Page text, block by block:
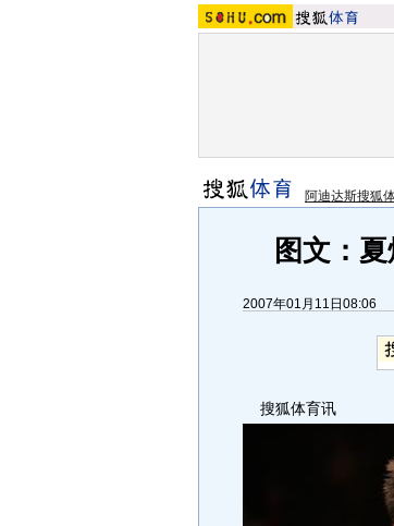
阿迪达斯搜狐
图文：
2007年01月11日08:06
搜狐体育讯